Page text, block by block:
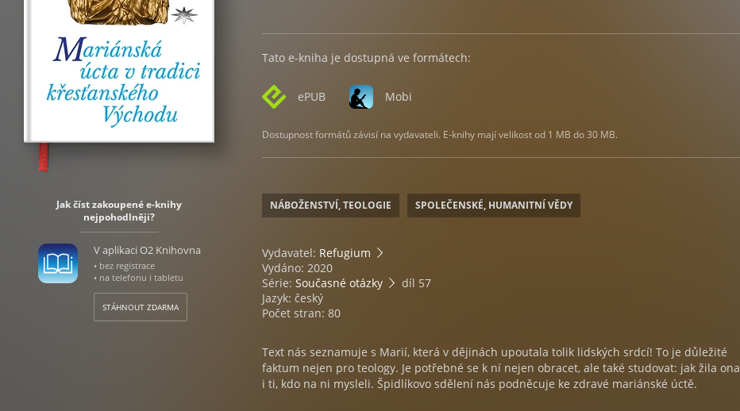
Jak číst zakoupené e-knihy
nejpohodlněji?
V aplikaci O2 Knihovna
• bez registrace
• na telefonu i tabletu
STÁHNOUT ZDARMA
Tato e-kniha je dostupná ve formátech:
ePUB Mobi
Dostupnost formátů závisí na vydavateli. E-knihy mají velikost od 1 MB do 30 MB.
NÁBOŽENSTVÍ, TEOLOGIE SPOLEČENSKÉ, HUMANITNÍ VĚDY
Vydavatel: Refugium
Vydáno: 2020
Série: Současné otázky
díl 57
Jazyk: český
Počet stran: 80
Text nás seznamuje s Marií, která v dějinách upoutala tolik lidských srdcí! To je důležité
faktum nejen pro teology. Je potřebné se k ní nejen obracet, ale také studovat: jak žila ona
i ti, kdo na ni mysleli. Špidlíkovo sdělení nás podněcuje ke zdravé mariánské úctě.